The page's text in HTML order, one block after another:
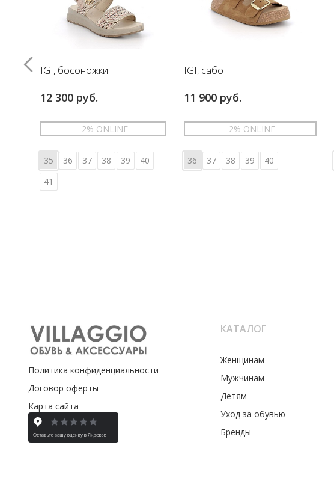
IGI, босоножки
12 300 руб.
-2% ONLINE
35 36 37 38 39
40
41
IGI, сабо
11 900 руб.
-2% ONLINE
36 37 38 39 40
Политика конфиденциальности
Договор оферты
Карта сайта
КАТАЛОГ
Женщинам
Мужчинам
Детям
Уход за обувью
Бренды